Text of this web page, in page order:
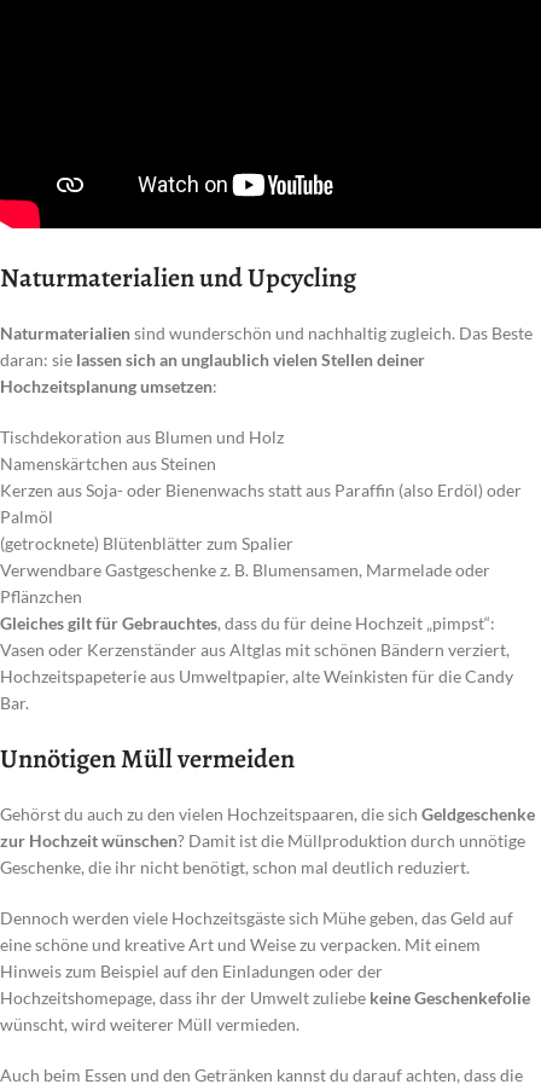
Naturmaterialien und Upcycling
Naturmaterialiensind wunderschön und nachhaltig zugleich. Das Beste
daran: sie lassen sich an unglaublich vielen Stellen deiner
Hochzeitsplanung umsetzen:
Tischdekoration aus Blumen und Holz
Namenskärtchen aus Steinen
Kerzen aus Soja- oder Bienenwachs statt aus Paraffin (also Erdöl) oder
Palmöl
(getrocknete) Blütenblätter zum Spalier
Verwendbare Gastgeschenke z. B. Blumensamen, Marmelade oder
Pflänzchen
Gleiches gilt für Gebrauchtes, dass du für deine Hochzeit „pimpst“:
Vasen oder Kerzenständer aus Altglas mit schönen Bändern verziert,
Hochzeitspapeterie aus Umweltpapier, alte Weinkisten für die Candy
Bar.
Unnötigen Müll vermeiden
Gehörst du auch zu den vielen Hochzeitspaaren, die sich Geldgeschenke
zur Hochzeit wünschen? Damit ist die Müllproduktion durch unnötige
Geschenke, die ihr nicht benötigt, schon mal deutlich reduziert.
Dennoch werden viele Hochzeitsgäste sich Mühe geben, das Geld auf
eine schöne und kreative Art und Weise zu verpacken. Mit einem
Hinweis zum Beispiel auf den Einladungen oder der
Hochzeitshomepage, dass ihr der Umwelt zuliebe keine Geschenkefolie
wünscht, wird weiterer Müll vermieden.
Auch beim Essen und den Getränken kannst du darauf achten, dass die